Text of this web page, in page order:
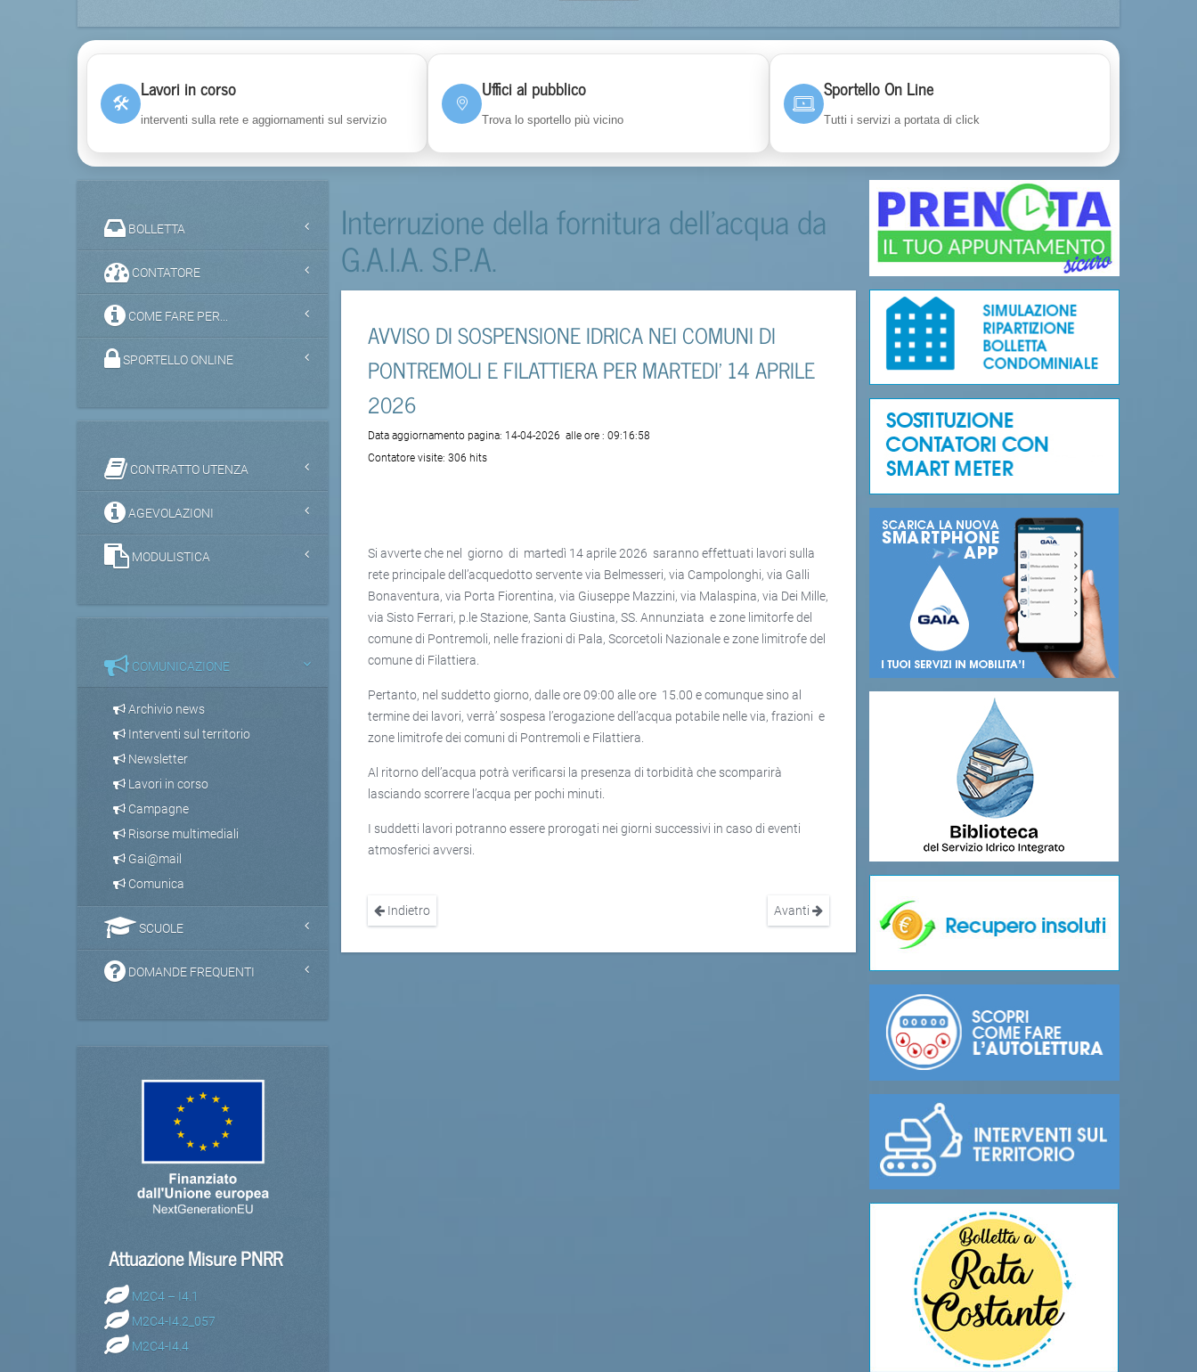
🛠
Lavori in corso
interventi sulla rete e aggiornamenti sul servizio
Uffici al pubblico
Trova lo sportello più vicino
Sportello On Line
Tutti i servizi a portata di click
Interruzione della fornitura dell'acqua da
G.A.I.A. S.P.A.
AVVISO DI SOSPENSIONE IDRICA NEI COMUNI DI
PONTREMOLI E FILATTIERA PER MARTEDI' 14 APRILE
2026
Data aggiornamento pagina: 14-04-2026 alle ore :09:16:58
Contatore visite:306 hits
Si avverte che nel giorno di martedì 14 aprile 2026 saranno effettuati lavori sulla
rete principale dell’acquedotto servente via Belmesseri, via Campolonghi, via Galli
Bonaventura, via Porta Fiorentina, via Giuseppe Mazzini, via Malaspina, via Dei Mille,
via Sisto Ferrari, p.le Stazione, Santa Giustina, SS. Annunziata e zone limitorfe del
comune di Pontremoli, nelle frazioni di Pala, Scorcetoli Nazionale e zone limitrofe del
comune di Filattiera.
Pertanto, nel suddetto giorno, dalle ore 09:00 alle ore 15.00 e comunque sino al
termine dei lavori, verrà’ sospesa l’erogazione dell’acqua potabile nelle via, frazioni e
zone limitrofe dei comuni di Pontremoli e Filattiera.
Al ritorno dell’acqua potrà verificarsi la presenza di torbidità che scomparirà
lasciando scorrere l’acqua per pochi minuti.
I suddetti lavori potranno essere prorogati nei giorni successivi in caso di eventi
atmosferici avversi.
Indietro Avanti
BOLLETTA
CONTATORE
COME FARE PER...
SPORTELLO ONLINE
CONTRATTO UTENZA
AGEVOLAZIONI
MODULISTICA
COMUNICAZIONE
Archivio news
Interventi sul territorio
Newsletter
Lavori in corso
Campagne
Risorse multimediali
Gai@mail
Comunica
SCUOLE
DOMANDE FREQUENTI
Attuazione Misure PNRR
M2C4 – I4.1
M2C4-I4.2_057
M2C4-I4.4